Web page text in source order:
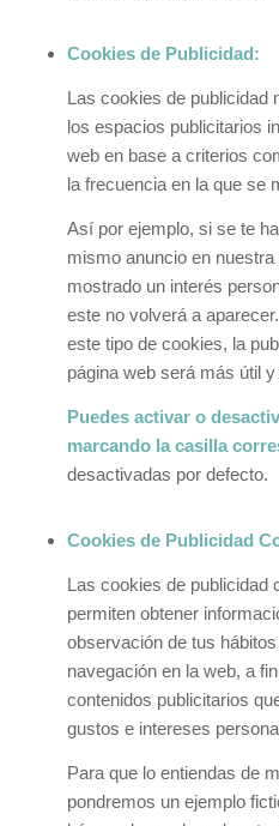
Cookies de Publicidad:
Las cookies de publicidad
los espacios publicitarios
web en base a criterios
la frecuencia en la que se
Así por ejemplo, si se te
mismo anuncio en
mostrado un interés
este no volverá a
este tipo de cookies, la
página web será más útil
Puedes activar o
marcando la casilla
desactivadas por defecto.
Cookies de Publicidad
Las cookies de publicidad
permiten obtener
observación de tus
navegación en la web, a
contenidos publicitarios
gustos e intereses
Para que lo entiendas de
pondremos un ejemplo